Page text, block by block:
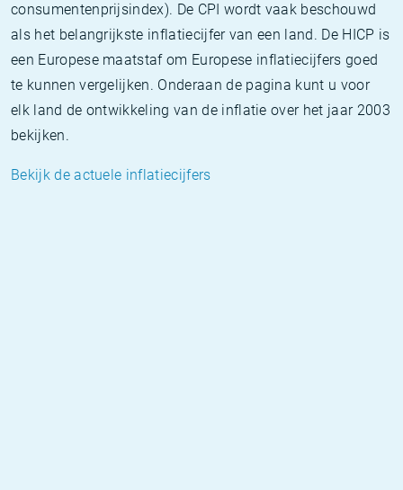
consumentenprijsindex). De CPI wordt vaak beschouwd
als het belangrijkste inflatiecijfer van een land. De HICP is
een Europese maatstaf om Europese inflatiecijfers goed
te kunnen vergelijken. Onderaan de pagina kunt u voor
elk land de ontwikkeling van de inflatie over het jaar 2003
bekijken.
Bekijk de actuele inflatiecijfers